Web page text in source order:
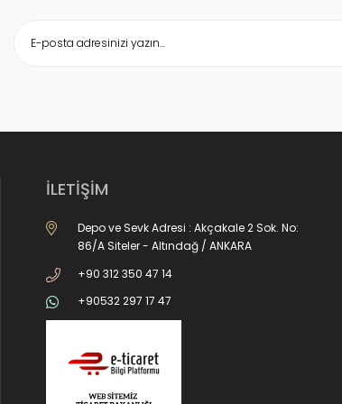
İLETİŞİM
Depo ve Sevk Adresi : Akçakale 2 Sok. No:
86/A Siteler - Altındağ / ANKARA
+90 312 350 47 14
+90532 297 17 47